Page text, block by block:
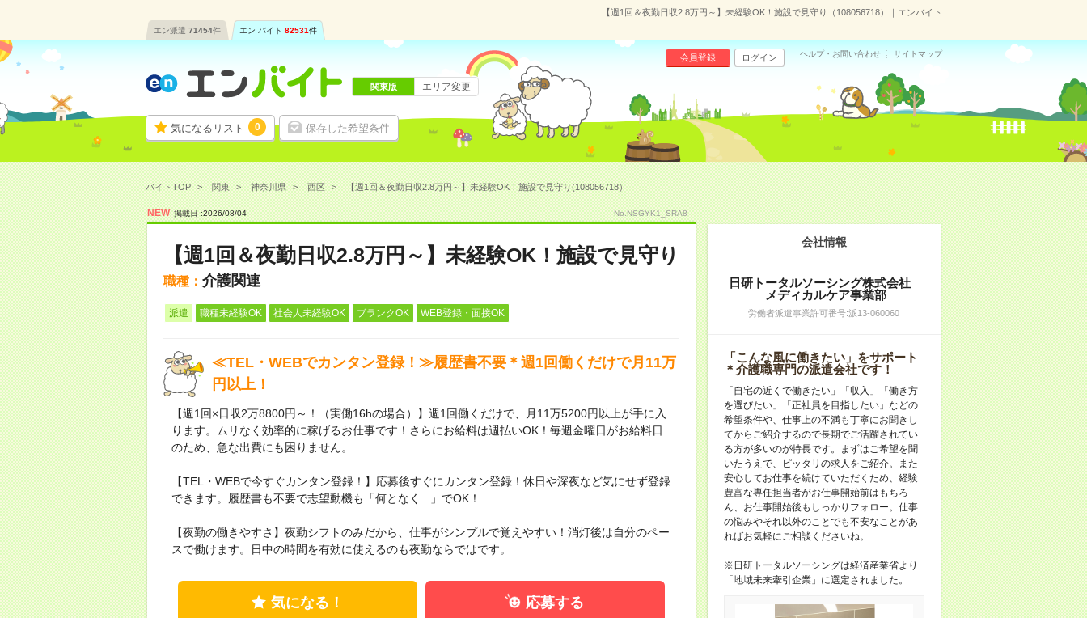
【週1回＆夜勤日収2.8万円～】未経験OK！施設で見守り（108056718）｜エンバイト
エン派遣 71454件 エン バイト 82531件
気になるリスト 0 保存した希望条件
会員登録 ログイン ヘルプ・お問い合わせ サイトマップ
関東版 エリア変更
バイトTOP 関東 神奈川県 西区 【週1回＆夜勤日収2.8万円～】未経験OK！施設で見守り(108056718）
NEW 掲載日 :2026/08/04 No.NSGYK1_SRA8
【週1回＆夜勤日収2.8万円～】未経験OK！施設で見守り
職種： 介護関連
派遣 職種未経験OK 社会人未経験OK ブランクOK WEB登録・面接OK
≪TEL・WEBでカンタン登録！≫履歴書不要＊週1回働くだけで月11万
円以上！
【週1回×日収2万8800円～！（実働16hの場合）】週1回働くだけで、月11万5200円以上が手に入
ります。ムリなく効率的に稼げるお仕事です！さらにお給料は週払いOK！毎週金曜日がお給料日
のため、急な出費にも困りません。
【TEL・WEBで今すぐカンタン登録！】応募後すぐにカンタン登録！休日や深夜など気にせず登録
できます。履歴書も不要で志望動機も「何となく...」でOK！
【夜勤の働きやすさ】夜勤シフトのみだから、仕事がシンプルで覚えやすい！消灯後は自分のペー
スで働けます。日中の時間を有効に使えるのも夜勤ならではです。
気になる！ 応募する
会社情報
日研トータルソーシング株式会社
メディカルケア事業部
労働者派遣事業許可番号:派13-060060
「こんな風に働きたい」をサポート
＊介護職専門の派遣会社です！
「自宅の近くで働きたい」「収入」「働き方
を選びたい」「正社員を目指したい」などの
希望条件や、仕事上の不満も丁寧にお聞きし
てからご紹介するので長期でご活躍されてい
る方が多いのが特長です。まずはご希望を聞
いたうえで、ピッタリの求人をご紹介。また
安心してお仕事を続けていただくため、経験
豊富な専任担当者がお仕事開始前はもちろ
ん、お仕事開始後もしっかりフォロー。仕事
の悩みやそれ以外のことでも不安なことがあ
ればお気軽にご相談くださいね。
※日研トータルソーシングは経済産業省より
「地域未来牽引企業」に選定されました。